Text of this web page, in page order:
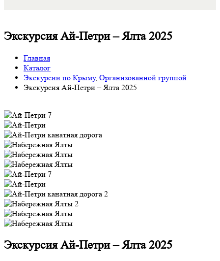
Экскурсия Ай-Петри – Ялта 2025
Главная
Каталог
Экскурсии по Крыму, Организованной группой
Экскурсия Ай-Петри – Ялта 2025
Экскурсия Ай-Петри – Ялта 2025